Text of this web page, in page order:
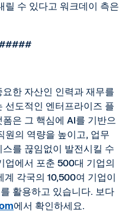
릴 수 있다고 워크데이 측은
한 자산인 인력과 재무를
선도적인 엔터프라이즈 플
은 그 핵심에 AI를 기반으
원의 역량을 높이고, 업무
를 끊임없이 발전시킬 수
업에서 포춘 500대 기업의
각국의 10,500여 기업이
활용하고 있습니다. 보다
에서 확인하세요.